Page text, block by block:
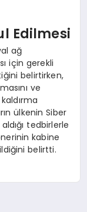
Edilmesi
ağ
için gerekli
belirtirken,
ve
ülkenin Siber
tedbirlerle
kabine
belirtti.